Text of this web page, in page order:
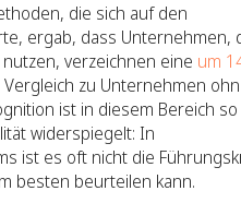
die sich auf den
ergab, dass Unternehmen,
verzeichnen eine um
Vergleich zu Unternehmen
ist in diesem Bereich so
widerspiegelt: In
ist es oft nicht die
besten beurteilen kann.